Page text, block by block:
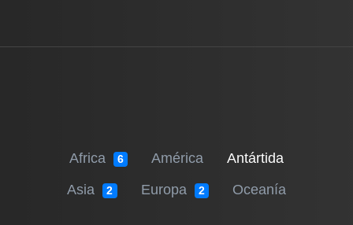
Africa 6 América
Antártida
Asia
2 Europa 2 Oceanía